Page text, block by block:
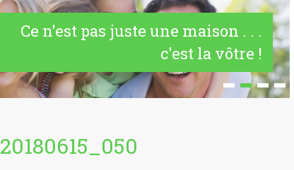
Ce n'est pas juste une maison . . .
c'est la vôtre !
20180615_050